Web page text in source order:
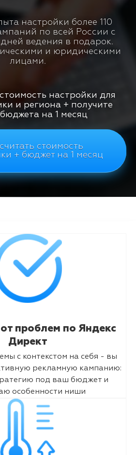
настройки более 110
по всей России с
дней ведения в подарок.
и юридическими
лицами.
настройки для
и региона + получите
на 1 месяц
стоимость
+ бюджет на 1 месяц
от проблем по Яндекс
Директ
с контекстом на себя - вы
рекламную кампанию:
под ваш бюджет и
особенности ниши